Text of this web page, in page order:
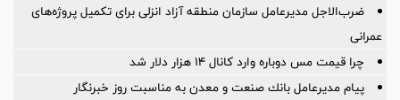
ضرب‌الاجل مدیرعامل سازمان منطقه آزاد انزلی برای تكمیل پروژه‌های
عمرانی
چرا قیمت مس دوباره وارد کانال ۱۴ هزار دلار شد
پیام مدیرعامل بانك صنعت و معدن به مناسبت روز خبرنگار